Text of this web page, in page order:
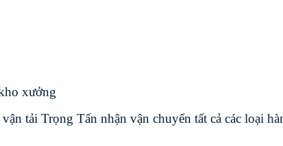
xưởng
vận tải Trọng Tấn nhận vận chuyển tất cả các loại